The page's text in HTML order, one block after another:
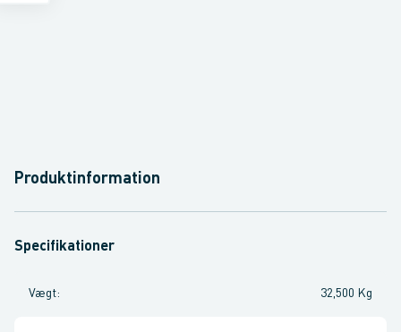
Produktinformation
Specifikationer
Vægt: 32,500 Kg